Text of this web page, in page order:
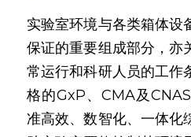
实验室环境与各类箱体设
保证的重要组成部分，亦
常运行和科研人员的工作
格的GxP、CMA及
准高效、数智化、一体化